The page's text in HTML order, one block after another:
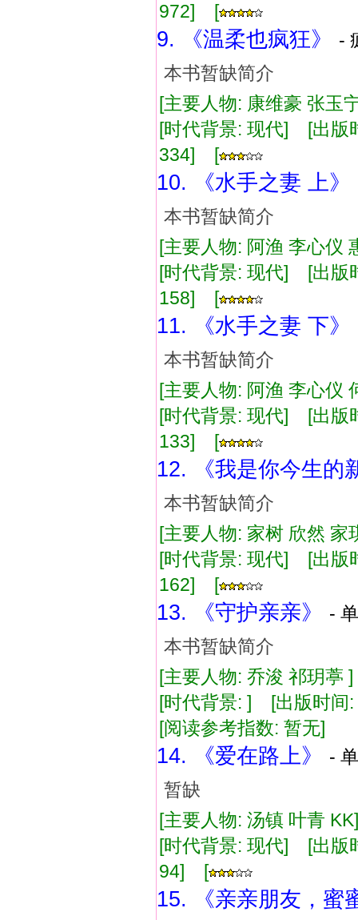
972] [
9. 《温柔也疯狂》
-
本书暂缺简介
[主要人物: 康维豪 张
[时代背景: 现代] [出
334] [
10. 《水手之妻 上》
本书暂缺简介
[主要人物: 阿渔 李心
[时代背景: 现代] [出
158] [
11. 《水手之妻 下》
本书暂缺简介
[主要人物: 阿渔 李心
[时代背景: 现代] [出
133] [
12. 《我是你今生的
本书暂缺简介
[主要人物: 家树 欣然
[时代背景: 现代] [出
162] [
13. 《守护亲亲》
-
本书暂缺简介
[主要人物: 乔浚 祁玥
[时代背景: ] [出版时
[阅读参考指数: 暂无]
14. 《爱在路上》
-
暂缺
[主要人物: 汤镇 叶青
[时代背景: 现代] [出
94] [
15. 《亲亲朋友，蜜